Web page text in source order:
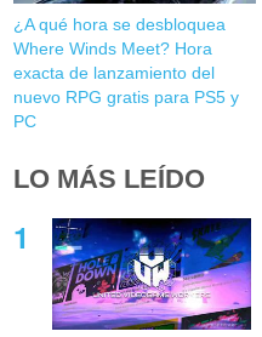
¿A qué hora se desbloquea
Where Winds Meet? Hora
exacta de lanzamiento del
nuevo RPG gratis para PS5 y
PC
LO MÁS LEÍDO